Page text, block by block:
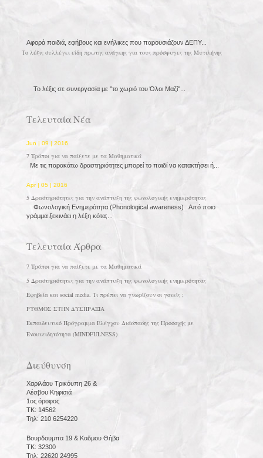
Αφορά παιδιά, εφήβους και ενήλικες που παρουσιάζουν ΔΕΠΥ...
Το λέξις συλλέγει είδη πρωτης ανάγκης για τους πρόσφυγες της Μυτιλήνης
Το λέξις σε συνεργασία με ''το χωριό του Όλοι Μαζί''...
Τελευταία Νέα
Jun | 09 | 2016
7 Τρόποι για να παίξετε με τα Μαθηματικά
Με τις παρακάτω δραστηριότητες μπορεί το παιδί να κατακτήσει ή...
Apr | 05 | 2016
5 Δραστηριότητες για την ανάπτυξη της φωνολογικής ενημερότητας
Φωνολογική Ενημερότητα (Phonological awareness) Από ποιο
γράμμα ξεκινάει η λέξη κότα;...
Τελευταία Άρθρα
7 Τρόποι για να παίξετε με τα Μαθηματικά
5 Δραστηριότητες για την ανάπτυξη της φωνολογικής ενημερότητας
Εφηβεία και social media. Τι πρέπει να γνωρίζουν οι γονείς ;
ΡΥΘΜΟΣ ΣΤΗΝ ΔΥΣΠΡΑΞΙΑ
Εκπαιδευτικό Πρόγραμμα Ελέγχου Διάσπασης της Προσοχής με
Ενσυνειδητότητα (MINDFULNESS)
Διεύθυνση
Χαριλάου Τρικόυπη 26 &
Λέσβου Κηφισιά
1ος όροφος
ΤΚ: 14562
Τηλ: 210 6254220
Βουρδουμπα 19 & Καδμου Θήβα
ΤΚ: 32300
Τηλ: 22620 24995